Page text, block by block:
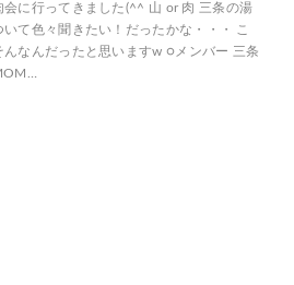
会に行ってきました(^^ 山 or 肉 三条の湯
いて色々聞きたい！だったかな・・・ こ
なんだったと思いますw ○メンバー 三条